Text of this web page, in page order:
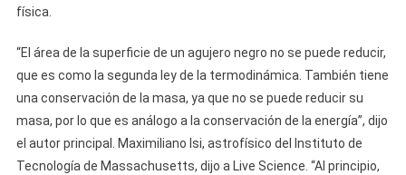
física.
“El área de la superficie de un agujero negro no se puede reducir,
que es como la segunda ley de la termodinámica. También tiene
una conservación de la masa, ya que no se puede reducir su
masa, por lo que es análogo a la conservación de la energía”, dijo
el autor principal. Maximiliano Isi, astrofísico del Instituto de
Tecnología de Massachusetts, dijo a Live Science. “Al principio,